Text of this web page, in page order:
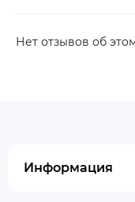
Нет отзывов об
Информация